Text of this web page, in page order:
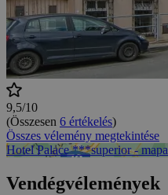
9,5/10
(Összesen 6 értékelés)
Összes vélemény megtekintése
Hotel Palace ***superior - mapa
Vendégvélemények